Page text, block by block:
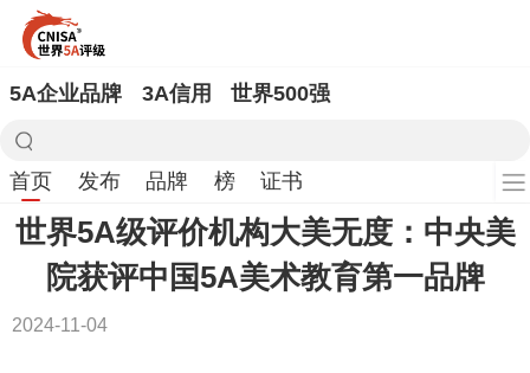
5A企业品牌 3A信用 世界500强
首页 发布 品牌 榜 证书
世界5A级评价机构大美无度：中央美
院获评中国5A美术教育第一品牌
2024-11-04